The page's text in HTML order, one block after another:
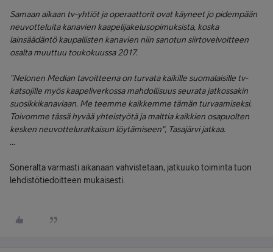
Samaan aikaan tv-yhtiöt ja operaattorit ovat käyneet jo pidempään
neuvotteluita kanavien kaapelijakelusopimuksista, koska
lainsäädäntö kaupallisten kanavien niin sanotun siirtovelvoitteen
osalta muuttuu toukokuussa 2017.
”Nelonen Median tavoitteena on turvata kaikille suomalaisille tv-
katsojille myös kaapeliverkossa mahdollisuus seurata jatkossakin
suosikkikanaviaan. Me teemme kaikkemme tämän turvaamiseksi.
Toivomme tässä hyvää yhteistyötä ja malttia kaikkien osapuolten
kesken neuvotteluratkaisun löytämiseen", Tasajärvi jatkaa.
...
Soneralta varmasti aikanaan vahvistetaan, jatkuuko toiminta tuon
lehdistötiedoitteen mukaisesti.